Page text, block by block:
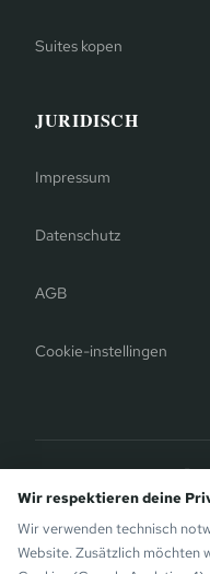
Suites kopen
JURIDISCH
Impressum
Datenschutz
AGB
Cookie-instellingen
Montafon Chalets—
Gaschurn.
Wir respektieren deine
Wir verwenden technisch
Website. Zusätzlich möchten